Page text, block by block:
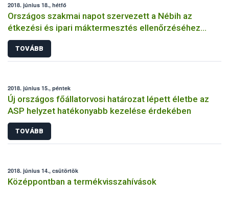
2018. június 18., hétfő
Országos szakmai napot szervezett a Nébih az
étkezési és ipari máktermesztés ellenőrzéséhez
kapcsolódóan
TOVÁBB
2018. június 15., péntek
Új országos főállatorvosi határozat lépett életbe az
ASP helyzet hatékonyabb kezelése érdekében
TOVÁBB
2018. június 14., csütörtök
Középpontban a termékvisszahívások